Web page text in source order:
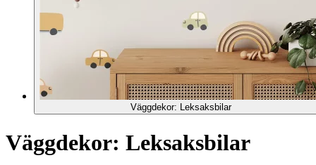
Väggdekor: Leksaksbilar
Väggdekor: Leksaksbilar